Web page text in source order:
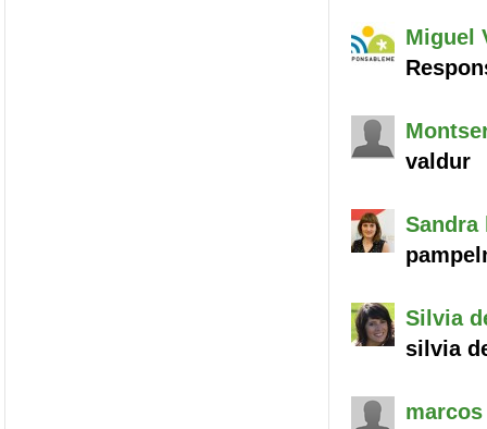
Miguel
valdur
Sandra
Silvia
silvia
marcos